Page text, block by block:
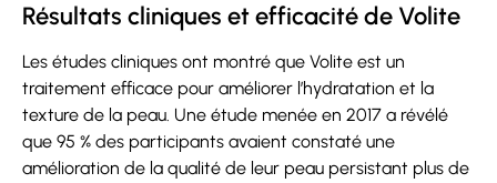
Résultats cliniques et efficacité de Volite
Les études cliniques ont montré que Volite est un
traitement efficace pour améliorer l’hydratation et la
texture de la peau. Une étude menée en 2017 a révélé
que 95 % des participants avaient constaté une
amélioration de la qualité de leur peau persistant plus de